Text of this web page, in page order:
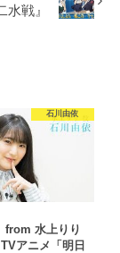
水戦』
石川由依
from 水上りり
アニメ「明日